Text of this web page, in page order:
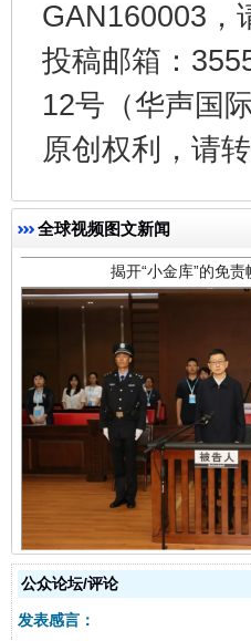
GAN160003，
投稿邮箱：
12号（华声国
原创权利，请
全球视频图文新闻
揭开“小金库”的免责
受贿1.44亿！段成刚被
公众论坛/评论
发表感言：